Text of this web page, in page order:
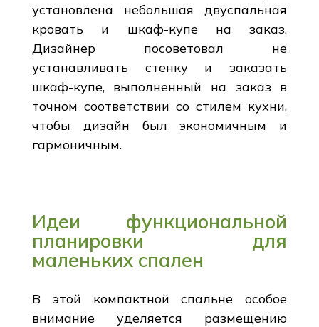
установлена небольшая двуспальная
кровать и шкаф-купе на заказ.
Дизайнер посоветовал не
устанавливать стенку и заказать
шкаф-купе, выполненный на заказ в
точном соответствии со стилем кухни,
чтобы дизайн был экономичным и
гармоничным.
Идеи функциональной
планировки для
маленьких спален
В этой компактной спальне особое
внимание уделяется размещению